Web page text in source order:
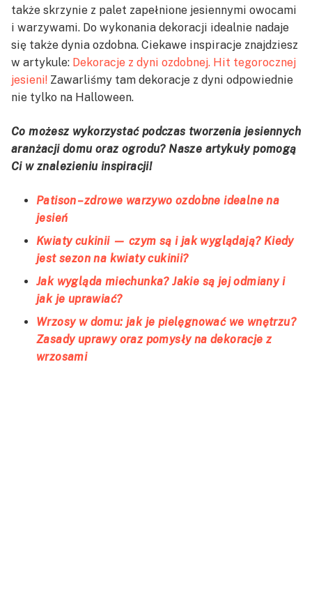
także skrzynie z palet zapełnione jesiennymi owocami
i warzywami. Do wykonania dekoracji idealnie nadaje
się także dynia ozdobna. Ciekawe inspiracje znajdziesz
w artykule: Dekoracje z dyni ozdobnej. Hit tegorocznej
jesieni! Zawarliśmy tam dekoracje z dyni odpowiednie
nie tylko na Halloween.
Co możesz wykorzystać podczas tworzenia jesiennych
aranżacji domu oraz ogrodu? Nasze artykuły pomogą
Ci w znalezieniu inspiracji!
Patison – zdrowe warzywo ozdobne idealne na
jesień
Kwiaty cukinii — czym są i jak wyglądają? Kiedy
jest sezon na kwiaty cukinii?
Jak wygląda miechunka? Jakie są jej odmiany i
jak je uprawiać?
Wrzosy w domu: jak je pielęgnować we wnętrzu?
Zasady uprawy oraz pomysły na dekoracje z
wrzosami